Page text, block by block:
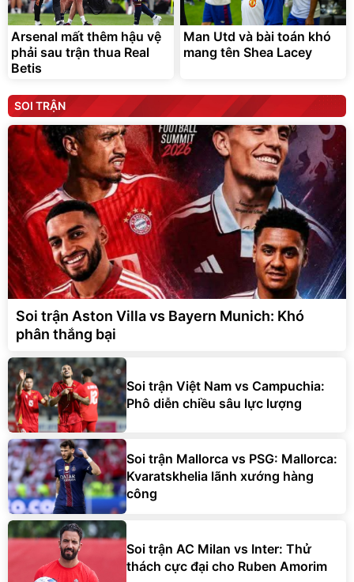
Arsenal mất thêm hậu vệ
phải sau trận thua Real
Betis
Man Utd và bài toán khó
mang tên Shea Lacey
SOI TRẬN
Soi trận Aston Villa vs Bayern Munich: Khó
phân thắng bại
Soi trận Việt Nam vs Campuchia:
Phô diễn chiều sâu lực lượng
Soi trận Mallorca vs PSG: Mallorca:
Kvaratskhelia lãnh xướng hàng
công
Soi trận AC Milan vs Inter: Thử
thách cực đại cho Ruben Amorim